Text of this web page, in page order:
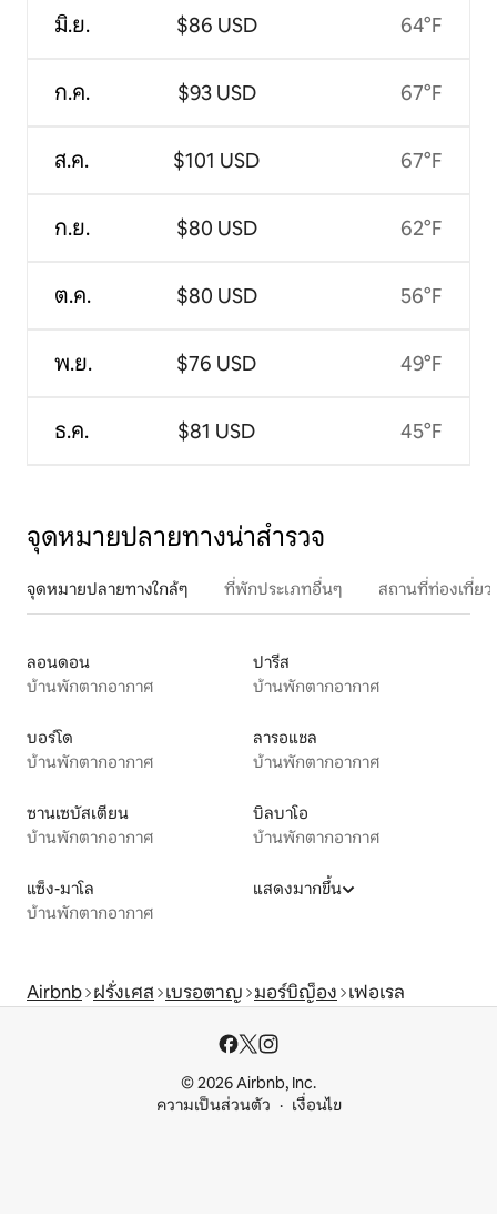
มิ.ย.
ก.ค.
ส.ค.
ก.ย.
ต.ค.
พ.ย.
ธ.ค.
$86 USD
$93 USD
$101 USD
$80 USD
$80 USD
$76 USD
$81 USD
64°F
67°F
67°F
62°F
56°F
49°F
45°F
จุดหมายปลายทางน่าสำรวจ
จุดหมายปลายทางใกล้ๆ ที่พักประเภทอื่นๆ สถานที่ท่องเที่ย
ลอนดอน
บ้านพักตากอากาศ
ปารีส
บ้านพักตากอากาศ
บอร์โด
บ้านพักตากอากาศ
ลารอแชล
บ้านพักตากอากาศ
ซานเซบัสเตียน
บ้านพักตากอากาศ
บิลบาโอ
บ้านพักตากอากาศ
แซ็ง-มาโล
บ้านพักตากอากาศ
แสดงมากขึ้น
Airbnb ฝรั่งเศส เบรอตาญ มอร์บิญ็อง เฟอเรล
© 2026 Airbnb, Inc.
ความเป็นส่วนตัว
เงื่อนไข